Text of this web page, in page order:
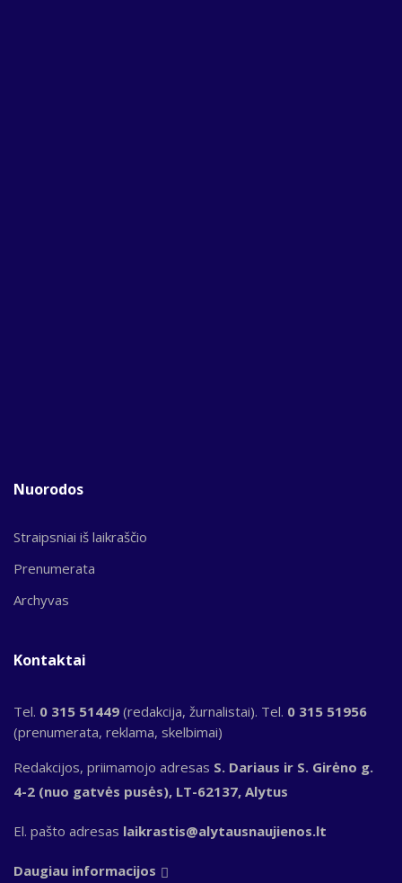
Nuorodos
Straipsniai iš laikraščio
Prenumerata
Archyvas
Kontaktai
Tel. 0 315 51449 (redakcija, žurnalistai). Tel. 0 315 51956
(prenumerata, reklama, skelbimai)
Redakcijos, priimamojo adresas S. Dariaus ir S. Girėno g.
4-2 (nuo gatvės pusės), LT-62137, Alytus
El. pašto adresas laikrastis@alytausnaujienos.lt
Daugiau informacijos